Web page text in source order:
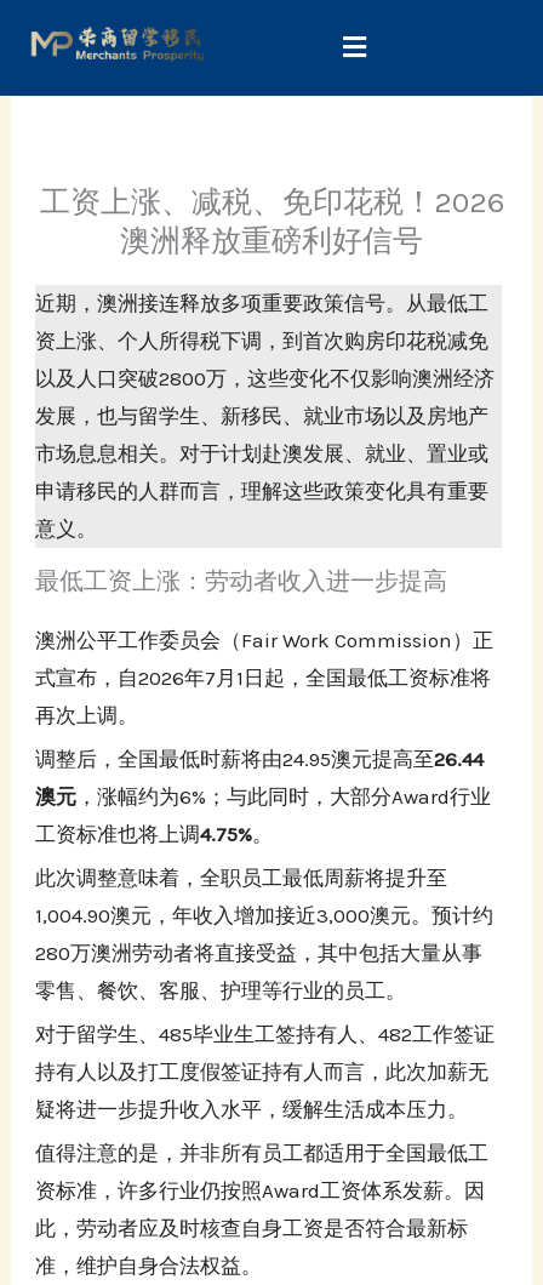
content
工资上涨、减税、免印花税！2026
澳洲释放重磅利好信号
近期，澳洲接连释放多项重要政策信号。从最低工
资上涨、个人所得税下调，到首次购房印花税减免
以及人口突破2800万，这些变化不仅影响澳洲经济
发展，也与留学生、新移民、就业市场以及房地产
市场息息相关。对于计划赴澳发展、就业、置业或
申请移民的人群而言，理解这些政策变化具有重要
意义。
最低工资上涨：劳动者收入进一步提高
澳洲公平工作委员会（Fair Work Commission）正
式宣布，自2026年7月1日起，全国最低工资标准将
再次上调。
调整后，全国最低时薪将由24.95澳元提高至26.44
澳元 ，涨幅约为6%；与此同时，大部分Award行业
工资标准也将上调4.75%。
此次调整意味着，全职员工最低周薪将提升至
1,004.90澳元，年收入增加接近3,000澳元。预计约
280万澳洲劳动者将直接受益，其中包括大量从事
零售、餐饮、客服、护理等行业的员工。
对于留学生、485毕业生工签持有人、482工作签证
持有人以及打工度假签证持有人而言，此次加薪无
疑将进一步提升收入水平，缓解生活成本压力。
值得注意的是，并非所有员工都适用于全国最低工
资标准，许多行业仍按照Award工资体系发薪。因
此，劳动者应及时核查自身工资是否符合最新标
准，维护自身合法权益。